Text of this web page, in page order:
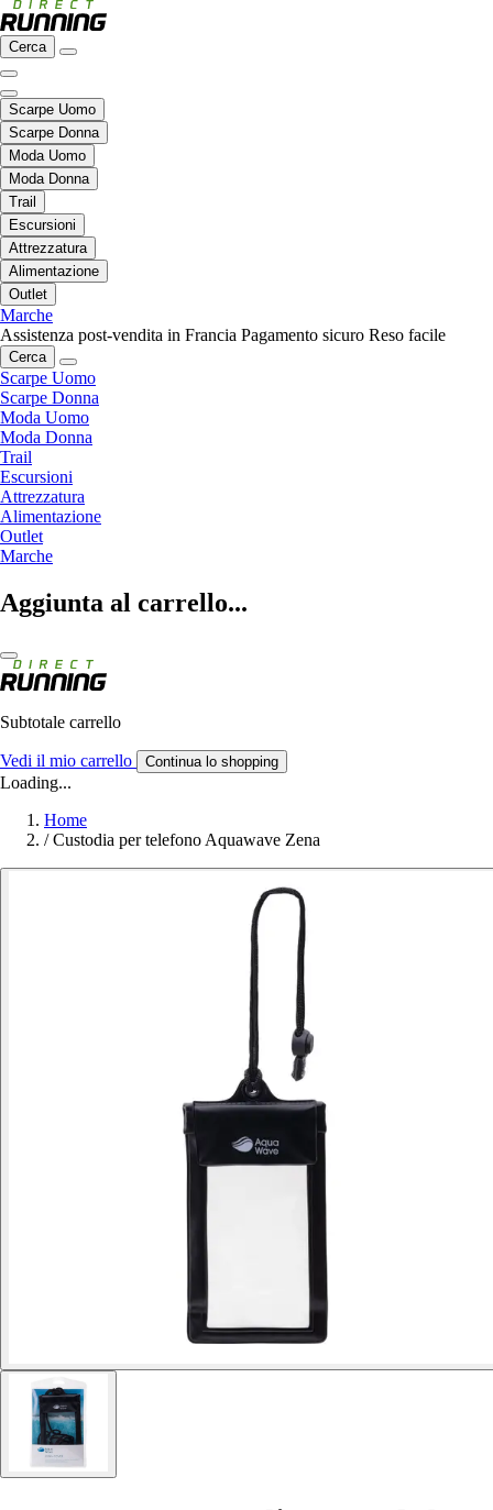
Cerca
Scarpe Uomo
Scarpe Donna
Moda Uomo
Moda Donna
Trail
Escursioni
Attrezzatura
Alimentazione
Outlet
Marche
Assistenza post-vendita in Francia Pagamento sicuro Reso facile
Cerca
Scarpe Uomo
Scarpe Donna
Moda Uomo
Moda Donna
Trail
Escursioni
Attrezzatura
Alimentazione
Outlet
Marche
Aggiunta al carrello...
Subtotale carrello
Vedi il mio carrello Continua lo shopping
Loading...
Home
/ Custodia per telefono Aquawave Zena